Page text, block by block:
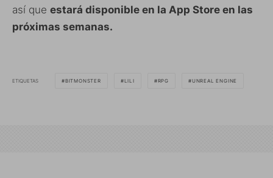
así que estará disponible en la App Store en las
próximas semanas.
ETIQUETAS BITMONSTER LILI RPG UNREAL ENGINE